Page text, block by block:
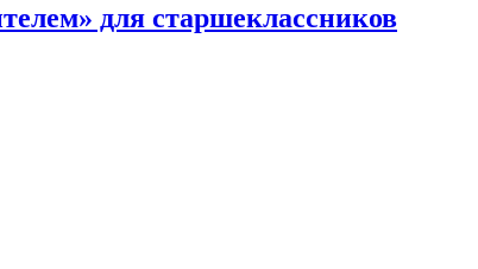
для старшеклассников